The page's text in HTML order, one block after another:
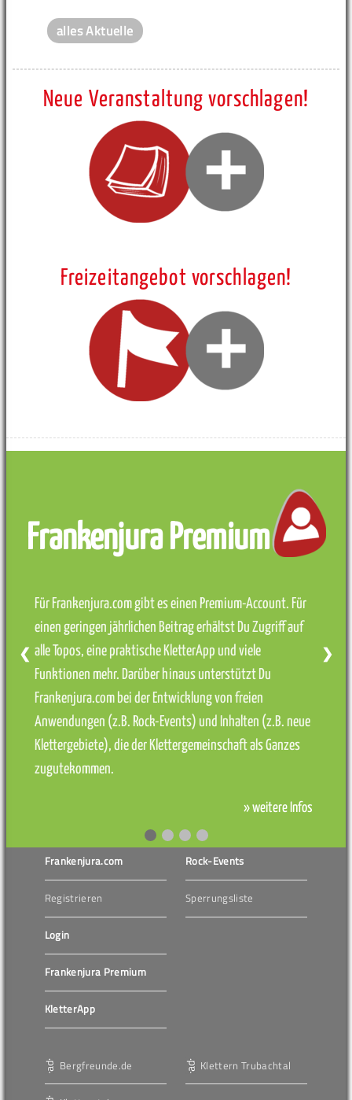
alles Aktuelle
Neue Veranstaltung vorschlagen!
Freizeitangebot vorschlagen!
Frankenjura Premium
Für Frankenjura.com gibt es einen Premium-Account. Für
einen geringen jährlichen Beitrag erhältst Du Zugriff auf
alle Topos, eine praktische KletterApp und viele
Funktionen mehr. Darüber hinaus unterstützt Du
Frankenjura.com bei der Entwicklung von freien
Anwendungen (z.B. Rock-Events) und Inhalten (z.B. neue
Klettergebiete), die der Klettergemeinschaft als Ganzes
zugutekommen.
» weitere Infos
❮ ❯
Frankenjura.com
Registrieren
Login
Frankenjura Premium
KletterApp
Rock-Events
Sperrungsliste
Bergfreunde.de Klettern Trubachtal